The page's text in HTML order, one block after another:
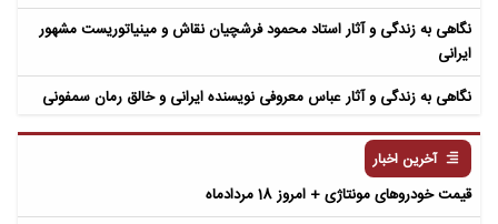
نگاهی به زندگی و آثار استاد محمود فرشچیان نقاش و مینیاتوریست مشهور
ایرانی
نگاهی به زندگی و آثار عباس معروفی نویسنده ایرانی و خالق رمان سمفونی
آخرین اخبار
قیمت خودروهای مونتاژی + امروز 18 مردادماه